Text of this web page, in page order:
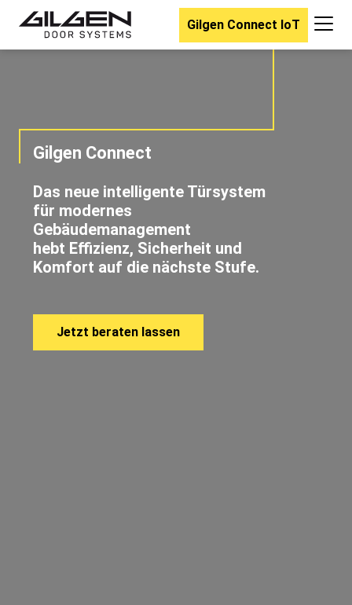
Gilgen Connect IoT
Gilgen Connect
Das neue intelligente Türsystem
für modernes
Gebäudemanagement
hebt Effizienz, Sicherheit und
Komfort auf die nächste Stufe.
Jetzt beraten lassen